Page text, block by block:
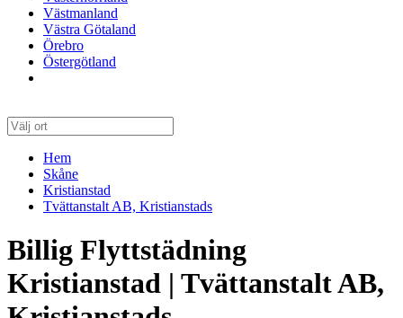
Västmanland
Västra Götaland
Örebro
Östergötland
Hem
Skåne
Kristianstad
Tvättanstalt AB, Kristianstads
Billig Flyttstädning
Kristianstad | Tvättanstalt AB,